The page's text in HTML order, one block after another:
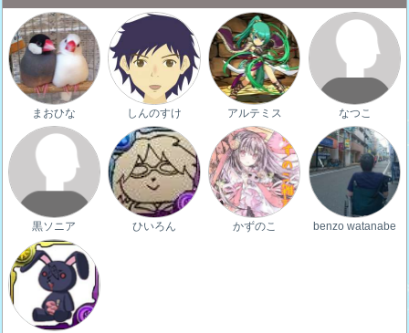
まおひな しんのすけ アルテミス なつこ
黒ソニア ひいろん かずのこ benzo watanabe